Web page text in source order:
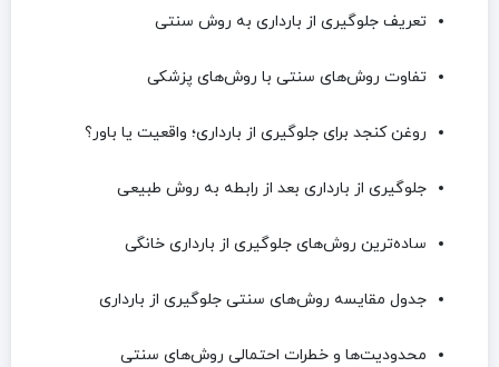
تعریف جلوگیری از بارداری به روش سنتی
تفاوت روش‌های سنتی با روش‌های پزشکی
روغن کنجد برای جلوگیری از بارداری؛ واقعیت یا باور؟
جلوگیری از بارداری بعد از رابطه به روش طبیعی
ساده‌ترین روش‌های جلوگیری از بارداری خانگی
جدول مقایسه روش‌های سنتی جلوگیری از بارداری
محدودیت‌ها و خطرات احتمالی روش‌های سنتی